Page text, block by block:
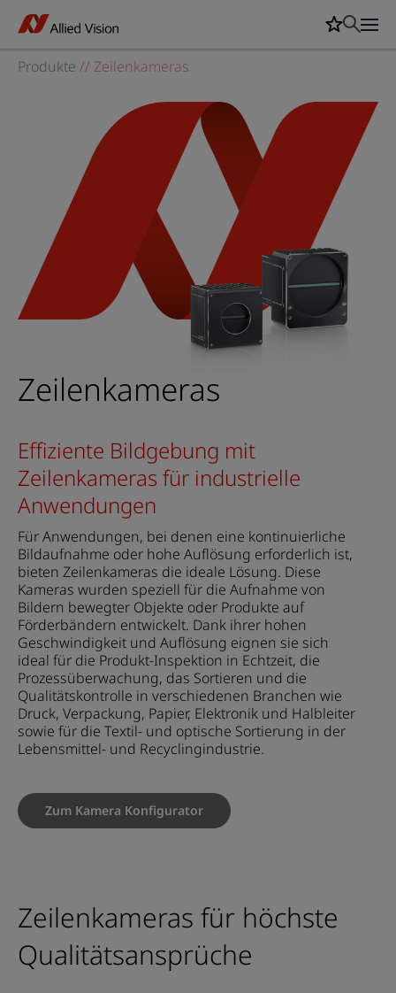
Produkte // Zeilenkameras
Zeilenkameras
Effiziente Bildgebung mit
Zeilenkameras für industrielle
Anwendungen
Für Anwendungen, bei denen eine kontinuierliche
Bildaufnahme oder hohe Auflösung erforderlich ist,
bieten Zeilenkameras die ideale Lösung. Diese
Kameras wurden speziell für die Aufnahme von
Bildern bewegter Objekte oder Produkte auf
Förderbändern entwickelt. Dank ihrer hohen
Geschwindigkeit und Auflösung eignen sie sich
ideal für die Produkt-Inspektion in Echtzeit, die
Prozessüberwachung, das Sortieren und die
Qualitätskontrolle in verschiedenen Branchen wie
Druck, Verpackung, Papier, Elektronik und Halbleiter
sowie für die Textil- und optische Sortierung in der
Lebensmittel- und Recyclingindustrie.
Zum Kamera Konfigurator
Zeilenkameras für höchste
Qualitätsansprüche